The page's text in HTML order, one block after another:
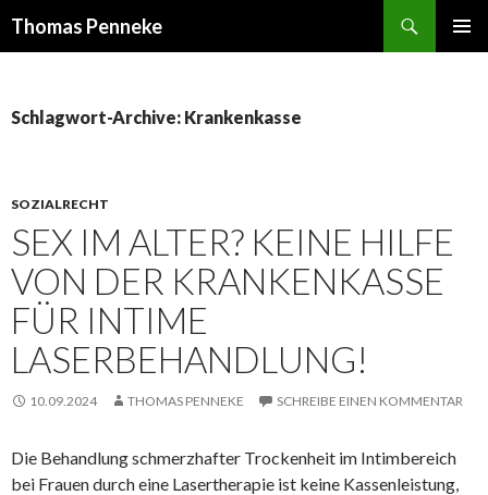
Thomas Penneke
Schlagwort-Archive: Krankenkasse
SOZIALRECHT
SEX IM ALTER? KEINE HILFE
VON DER KRANKENKASSE
FÜR INTIME
LASERBEHANDLUNG!
10.09.2024 THOMAS PENNEKE SCHREIBE EINEN KOMMENTAR
Die Behandlung schmerzhafter Trockenheit im Intimbereich
bei Frauen durch eine Lasertherapie ist keine Kassenleistung,